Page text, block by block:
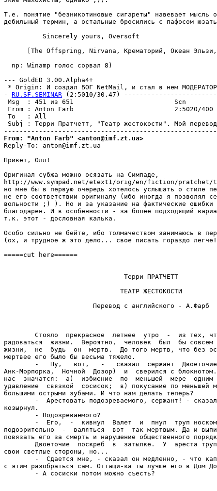
Т.е. понятие "безникотиновые сигареты" навевает мысль
дебильный термин, а остальные бросились с пафосом
          Sincerely yours, Oversoft
[The Offspring, Nirvana, Крематорий, Океан
  np: Winamp голос сорвал 8)
--- GoldED 3.00.Alpha4+
* Origin: И создал БОГ NetMail, и стал в нем
- RU.SF.SEMINAR (2:5010/30.47)
Msg  : 451 из 651
From : Anton Farb                          2:5020/400
To   : All
Subj : Терри Пратчетт, "Театр
From: "Anton Farb" <anton@imf.zt.ua>
Reply-To: anton@imf.zt.ua
Привет, Олл!
Оригинал субжа можно осязать на Симпаде,
http://www.sympad.net/etext1/orig/en/fiction/
но мне бы в первую очередь хотелось услышать о стиле
не его соответствии оригиналу (ибо иногда я позволял
вольности ;) ). Но и за указание на фактические ошибки
благодарен. И в особенности - за более подходящий
т.к. этот - дословная калька.
Особо сильно не бейте, ибо толмачеством занимаюсь в
(ох, и трудное ж это дело... свое писать гораздо
=====cut here======
                               Терри ПРАТЧЕТТ
                              ТЕАТР ЖЕСТОКОСТИ
                       Перевод с английского - А.Фарб
Стояло  прекрасное  летнее  утро  -  из тех,
радоваться  жизни.  Вероятно,  человек  был  бы совсем
жизни,  не  будь  он  мертв.  До того мертв, что без
мертвее его было бы весьма тяжело.
-   Ну,   вот,   -   сказал  сержант
Анк-Морпорка,  Ночной  Дозор)  и  сверился с
нас  значатся:  а)  избиение  по  меньшей  мере  одним
удавление  связкой  сосисок;  в) покусание по меньшей
большими острыми зубами. И что нам делать теперь?
-  Арестовать подозреваемого, сержант! -
козырнул.
        - Подозреваемого?
-  Его,  -  кивнул  Валет  и  пнул  труп
подозрительно  -  валяться  вот  так мертвым. Да и
повязать его за смерть и нарушение общественного
Двоеточие  поскреб  в  затылке.  У  ареста
свои светлые стороны, но...
-  Сдается мне, - сказал он медленно, - что
с этим разобраться сам. Оттащи-ка ты лучше его в Дом
        - А сосиски потом можно съесть?